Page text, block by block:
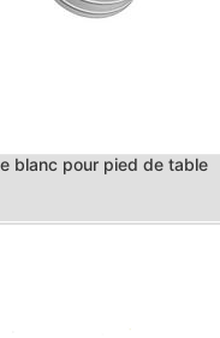
blanc pour pied de table